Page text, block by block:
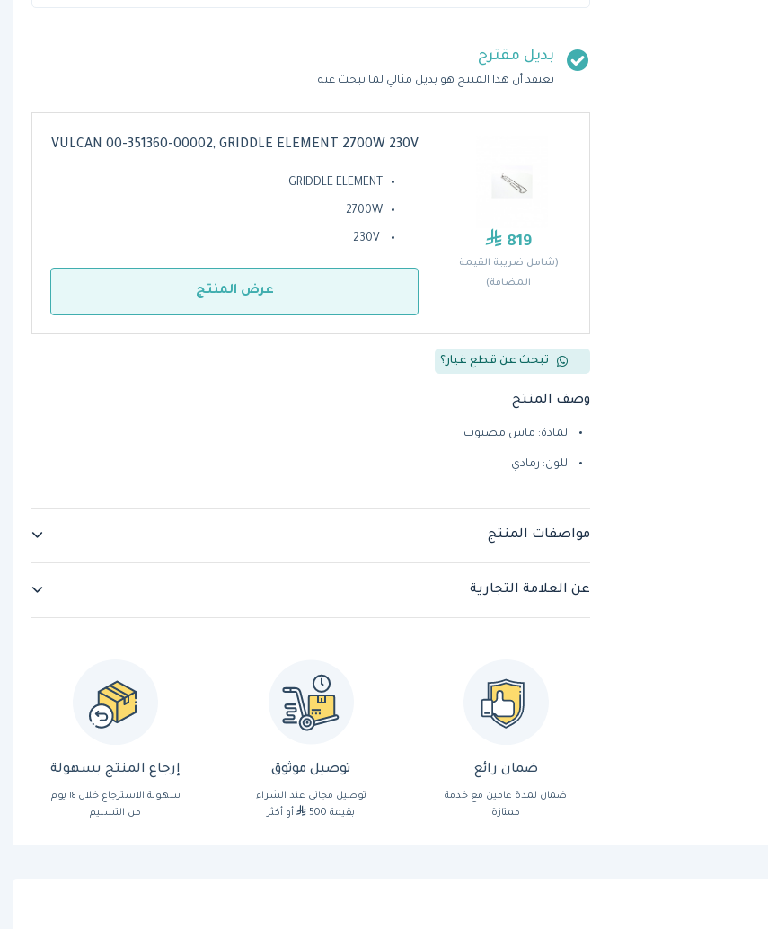
بديل مقترح
نعتقد أن هذا المنتج هو بديل مثالي لما تبحث عنه
819
(شامل ضريبة القيمة
المضافة)
VULCAN 00-351360-00002, GRIDDLE ELEMENT 2700W 230V
GRIDDLE ELEMENT
2700W
عرض المنتج
تبحث عن قطع غيار؟
وصف المنتج
المادة: ماس مصبوب
اللون: رمادي
مواصفات المنتج
عن العلامة التجارية
ضمان رائع
ضمان لمدة عامين مع خدمة
ممتازة
توصيل موثوق
توصيل مجاني عند الشراء
بقيمة 500
أو أكثر
إرجاع المنتج بسهولة
سهولة الاسترجاع خلال ١٤ يوم
من التسليم